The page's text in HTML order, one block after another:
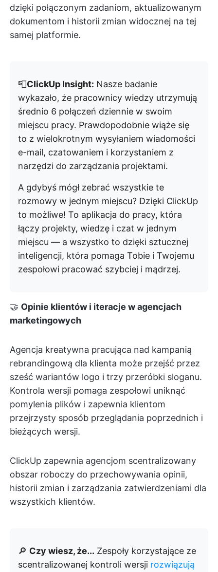
dzięki połączonym zadaniom, aktualizowanym
dokumentom i historii zmian widocznej na tej
samej platformie.
📮ClickUp Insight: Nasze badanie
wykazało, że pracownicy wiedzy utrzymują
średnio 6 połączeń dziennie w swoim
miejscu pracy. Prawdopodobnie wiąże się
to z wielokrotnym wysyłaniem wiadomości
e-mail, czatowaniem i korzystaniem z
narzędzi do zarządzania projektami.
A gdybyś mógł zebrać wszystkie te
rozmowy w jednym miejscu? Dzięki ClickUp
to możliwe! To aplikacja do pracy, która
łączy projekty, wiedzę i czat w jednym
miejscu — a wszystko to dzięki sztucznej
inteligencji, która pomaga Tobie i Twojemu
zespołowi pracować szybciej i mądrzej.
🤝 Opinie klientów i iteracje w agencjach
marketingowych
Agencja kreatywna pracująca nad kampanią
rebrandingową dla klienta może przejść przez
sześć wariantów logo i trzy przeróbki sloganu.
Kontrola wersji pomaga zespołowi uniknąć
pomylenia plików i zapewnia klientom
przejrzysty sposób przeglądania poprzednich i
bieżących wersji.
ClickUp zapewnia agencjom scentralizowany
obszar roboczy do przechowywania opinii,
historii zmian i zarządzania zatwierdzeniami dla
wszystkich klientów.
🔎 Czy wiesz, że... Zespoły korzystające ze
scentralizowanej kontroli wersji rozwiązują